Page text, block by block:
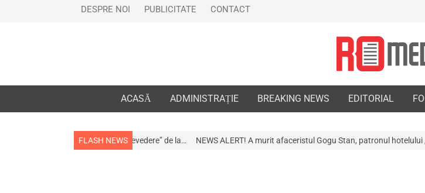
DESPRE NOI PUBLICITATE CONTACT
ACASĂ ADMINISTRAȚIE BREAKING NEWS EDITORIAL
FLASH NEWS
apropiații „la revedere” de la… NEWS ALERT! A murit afaceristul Gogu Stan, patronul hotelului „Carmen”